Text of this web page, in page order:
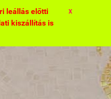
leállás előtti
kiszállítás is
X